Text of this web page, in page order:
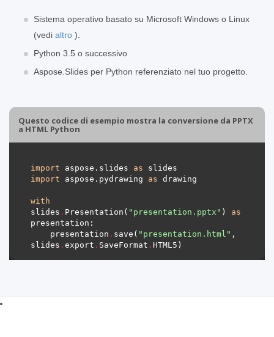
Sistema operativo basato su Microsoft Windows o Linux
(vedi altro ).
Python 3.5 o successivo
Aspose.Slides per Python referenziato nel tuo progetto.
Questo codice di esempio mostra la conversione da PPTX
a HTML Python
import aspose.slides as
import aspose.pydrawing as
with
slides . Presentation( "presentation.pptx" ) as
    presentation
. save( "presentation.html" ,
slides . export . SaveFormat .